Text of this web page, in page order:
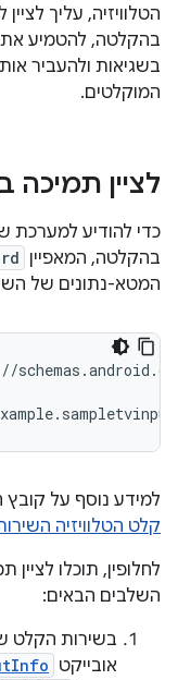
הטלוויזיה, עליך
בהקלטה, להטמיע את
בשגיאות ולהעביר
המוקלטים.
לציין
כדי להודיע למערכת
בהקלטה, המאפיין
המטא-נתונים של
למידע נוסף על
קלט הטלוויזיה
לחלופין, תוכלו
השלבים הבאים:
בשירות הקלט
אובייקט